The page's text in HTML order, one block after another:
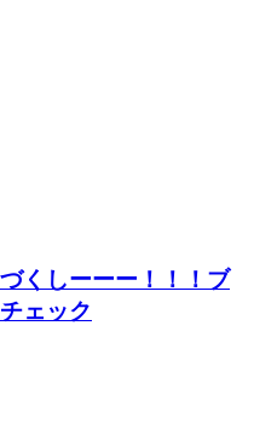
くしーーー！！！ブ
ェック